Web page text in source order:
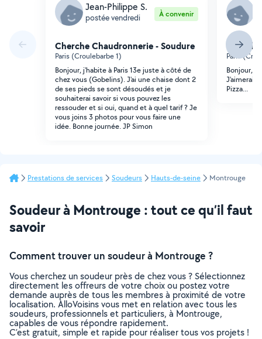
Jean-Philippe S.
postée vendredi À convenir
Cherche Chaudronnerie - Soudure
Paris (Croulebarbe 1)
Bonjour, j'habite à Paris 13e juste à côté de
chez vous (Gobelins). J'ai une chaise dont 2
de ses pieds se sont désoudés et je
souhaiterai savoir si vous pouvez les
ressouder et si oui, quand et à quel tarif ? Je
vous joins 3 photos pour vous faire une
idée. Bonne journée. JP Simon
Paris
Bonjour,
J'aimerais
Pizza...
Prestations de services Soudeurs Hauts-de-seine Montrouge
Soudeur à Montrouge : tout ce qu’il faut
savoir
Comment trouver un soudeur à Montrouge ?
Vous cherchez un soudeur près de chez vous ? Sélectionnez
directement les offreurs de votre choix ou postez votre
demande auprès de tous les membres à proximité de votre
localisation. AlloVoisins vous met en relation avec tous les
soudeurs, professionnels et particuliers, à Montrouge,
capables de vous répondre rapidement.
C’est gratuit, simple et rapide pour réaliser tous vos projets !